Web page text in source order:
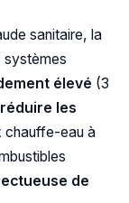
sanitaire, la
systèmes
élevé (3
réduire les
chauffe-eau à
de